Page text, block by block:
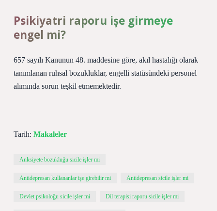
Psikiyatri raporu işe girmeye
engel mi?
657 sayılı Kanunun 48. maddesine göre, akıl hastalığı olarak
tanımlanan ruhsal bozukluklar, engelli statüsündeki personel
alımında sorun teşkil etmemektedir.
Tarih: Makaleler
Anksiyete bozukluğu sicile işler mi
Antidepresan kullananlar işe girebilir mi Antidepresan sicile işler mi
Devlet psikoloğu sicile işler mi Dil terapisi raporu sicile işler mi